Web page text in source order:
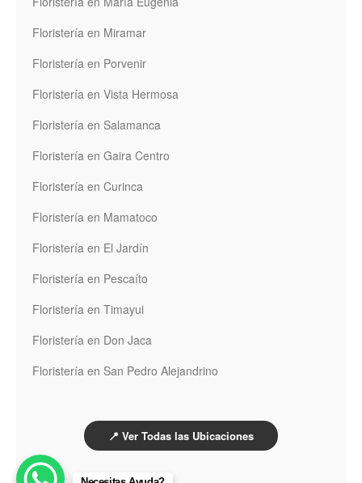
Floristería en Miramar
Floristería en Porvenir
Floristería en Vista Hermosa
Floristería en Salamanca
Floristería en Gaira Centro
Floristería en Curinca
Floristería en Mamatoco
Floristería en El Jardín
Floristería en Pescaíto
Floristería en Timayui
Floristería en Don Jaca
Floristería en San Pedro Alejandrino
📍 Ver Todas las Ubicaciones